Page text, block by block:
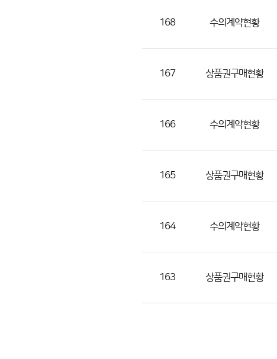
168 수의계약현황
167 상품권구매현황
166 수의계약현황
165 상품권구매현황
164 수의계약현황
163 상품권구매현황